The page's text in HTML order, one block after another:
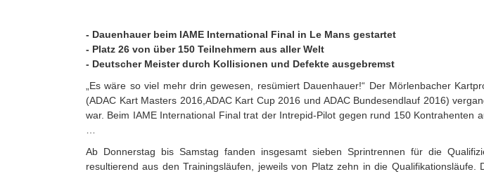
- Dauenhauer beim IAME International Final in Le Mans gestartet
- Platz 26 von über 150 Teilnehmern aus aller Welt
- Deutscher Meister durch Kollisionen und Defekte ausgebremst
„Es wäre so viel mehr drin gewesen, resümiert Dauenhauer!“ Der Mörlenbacher
(ADAC Kart Masters 2016,ADAC Kart Cup 2016 und ADAC Bundesendlauf 2016)
war. Beim IAME International Final trat der Intrepid-Pilot gegen rund 150
Ab Donnerstag bis Samstag fanden insgesamt sieben Sprintrennen für die
resultierend aus den Trainingsläufen, jeweils von Platz zehn in die